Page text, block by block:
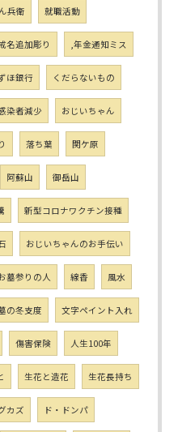
兵衛 就職活動
名追加彫り ,年金通知ミス
ほ銀行 くだらないもの
染者減少 おじいちゃん
落ち葉 関ケ原
阿蘇山 御岳山
新型コロナワクチン接種
おじいちゃんのお手伝い
墓参りの人 線香 風水
の冬支度 文字ペイント入れ
傷害保険 人生100年
生花と造花 生花長持ち
カズ ド・ドンパ